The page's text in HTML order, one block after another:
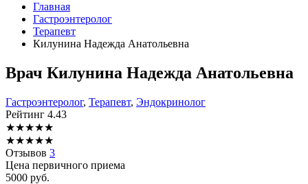
Главная
Гастроэнтеролог
Терапевт
Килунина Надежда Анатольевна
Врач Килунина Надежда Анатольевна
Гастроэнтеролог, Терапевт, Эндокринолог
Рейтинг 4.43
★★★★★
★★★★★
Отзывов 3
Цена первичного приема
5000 руб.